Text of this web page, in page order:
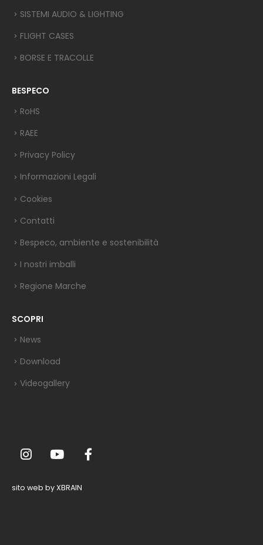
SISTEMI AUDIO & LIGHTING
FLIGHT CASES
BORSE E TRACOLLE
BESPECO
RoHS
RAEE
Privacy Policy
Informazioni Legali
Cookies
Contatti
Bespeco, ambiente e sostenibilità
I nostri imballi
Regione Marche
SCOPRI
News
Download
Videogallery
sito web by XBRAIN